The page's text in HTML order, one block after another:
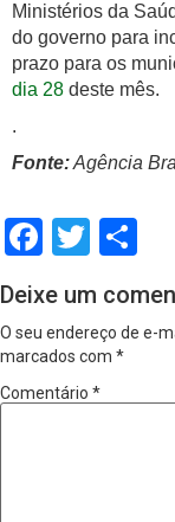
Ministérios da
do governo para
prazo para os
dia 28 deste mês.
.
Fonte:Agência
Deixe um
O seu endereço de e-
marcados com *
Comentário *